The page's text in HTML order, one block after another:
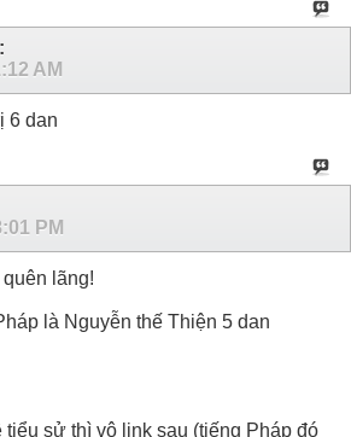
AM
6 dan
PM
lãng!
là Nguyễn thế Thiện 5 dan
tiểu sử thì vô link sau (tiếng Pháp đó